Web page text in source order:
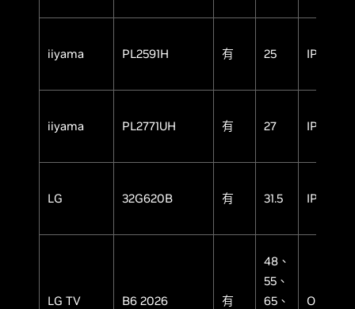
iiyama PL2591H 有 25 IPS
iiyama PL2771UH 有 27 IPS
LG 32G620B 有 31.5 IPS
LG TV B6 2026 有
48、
55、
65、
OLED